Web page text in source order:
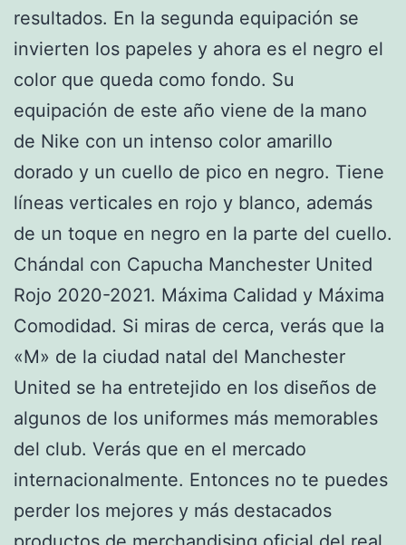
resultados. En la segunda equipación se
invierten los papeles y ahora es el negro el
color que queda como fondo. Su
equipación de este año viene de la mano
de Nike con un intenso color amarillo
dorado y un cuello de pico en negro. Tiene
líneas verticales en rojo y blanco, además
de un toque en negro en la parte del cuello.
Chándal con Capucha Manchester United
Rojo 2020-2021. Máxima Calidad y Máxima
Comodidad. Si miras de cerca, verás que la
«M» de la ciudad natal del Manchester
United se ha entretejido en los diseños de
algunos de los uniformes más memorables
del club. Verás que en el mercado
internacionalmente. Entonces no te puedes
perder los mejores y más destacados